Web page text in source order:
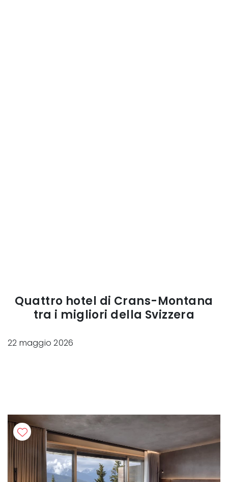
Quattro hotel di Crans-Montana
tra i migliori della Svizzera
22 maggio 2026